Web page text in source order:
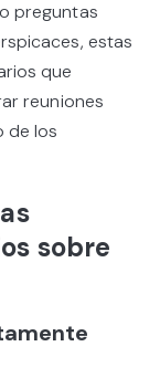
preguntas
estas
que
reuniones
de los
sobre